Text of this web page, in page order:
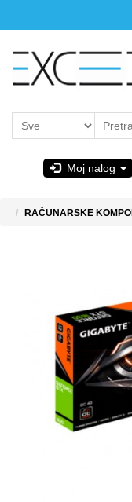
Moj nalog
RAČUNARSKE